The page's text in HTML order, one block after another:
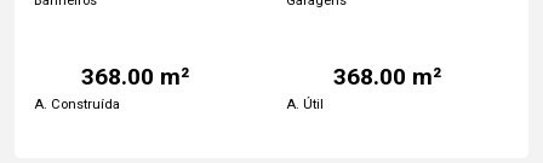
368.00 m²
A. Construída
368.00 m²
A. Útil